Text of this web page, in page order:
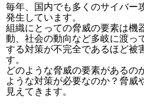
毎年、国内でも多くのサイバー
発生しています。
組織にとっての脅威の要素は機
動、社会の動向など多岐に渡っ
する対策が不完全であるほど被
す。
どのような脅威の要素があるの
ような対策が必要なのか？脅威
見えてきます。